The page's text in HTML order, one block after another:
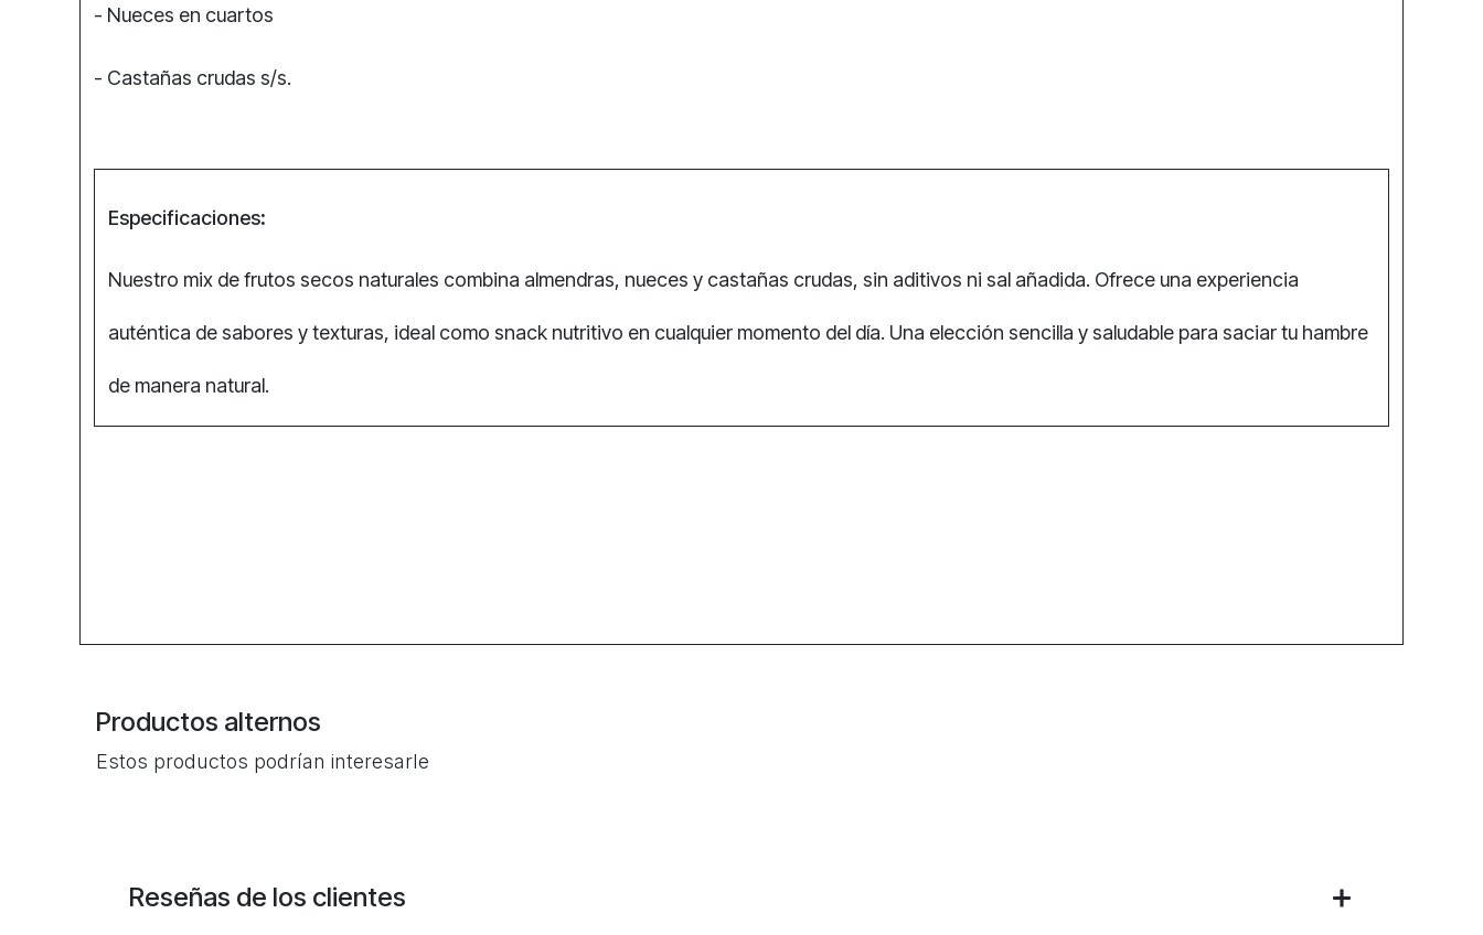
- Nueces en cuartos
- Castañas crudas s/s.
Especificaciones:
Nuestro mix de frutos secos naturales combina almendras, nueces y castañas crudas, sin aditivos ni sal añadida. Ofrece una experiencia
auténtica de sabores y texturas, ideal como snack nutritivo en cualquier momento del día. Una elección sencilla y saludable para saciar tu hambre
de manera natural.
Productos alternos
Estos productos podrían interesarle
Reseñas de los clientes